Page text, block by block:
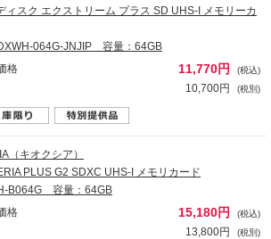
ィスク エクストリーム プラス SD UHS-I メモリーカ
064G-JNJIP 容量：64GB
格
11,770円 (税込)
10,700円 (税別)
（キオクシア）
PLUS G2 SDXC UHS-I メモリカード
B064G 容量：64GB
格
15,180円 (税込)
13,800円 (税別)